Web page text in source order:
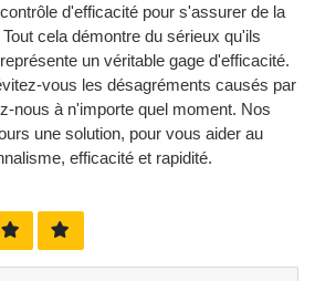
d'efficacité pour s'assurer de la
cela démontre du sérieux qu'ils
un véritable gage d'efficacité.
vous les désagréments causés par
nous à n'importe quel moment. Nos
une solution, pour vous aider au
efficacité et rapidité.